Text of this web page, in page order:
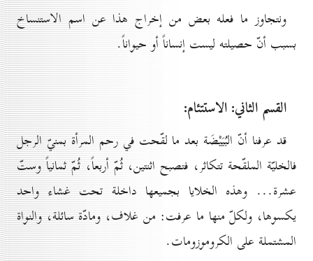
ونتجاوز ما فعله بعض من إخراج هذا عن اسم الاستنساخ
بسبب أنّ حصيلته ليست إنساناً أو حيواناً.
القسم الثاني: الاستتئام:
قد عرفنا أنّ البُيَيْضَة بعد ما لقّحت في رحم المرأة بمنيّ الرجل
فالخليّة الملقّحة تتكاثر، فتصبح اثنتين، ثُمّ أربعاً، ثُمّ ثمانياً وستّ
عشرة... وهذه الخلايا بجميعها داخلة تحت غشاء واحد
يكسوها، ولكلّ منها ما عرفت: من غلاف، ومادّة سائلة، والنواة
المشتملة على الكروموزومات.